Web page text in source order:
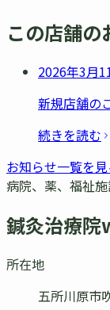
この店舗の
2026年3月
新規店舗の
続きを読む
お知らせ一覧を見
病院、薬、福祉
鍼灸治療
所在地
五所川原市